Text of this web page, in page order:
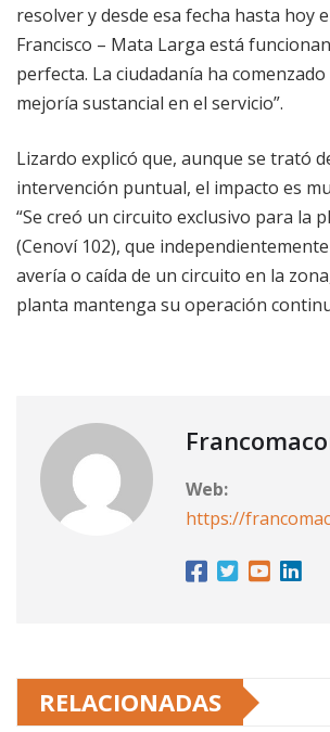
resolver y desde esa fecha hasta hoy
Francisco – Mata Larga está
perfecta. La ciudadanía ha
mejoría sustancial en el servicio”.
Lizardo explicó que, aunque se trató
intervención puntual, el impacto es
“Se creó un circuito exclusivo para la
(Cenoví 102), que
avería o caída de un circuito en la
planta mantenga su operación
Web:
https://
RELACIONADAS